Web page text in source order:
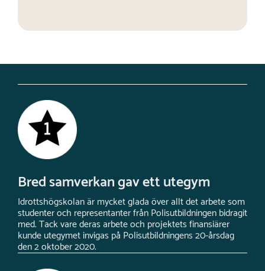
Bred samverkan gav ett utegym
Idrottshögskolan är mycket glada över allt det arbete som
studenter och representanter från Polisutbildningen bidragit
med. Tack vare deras arbete och projektets finansiärer
kunde utegymet invigas på Polisutbildningens 20-årsdag
den 2 oktober 2020.